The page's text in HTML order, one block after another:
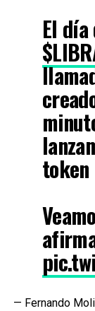
El
token
— Fernando